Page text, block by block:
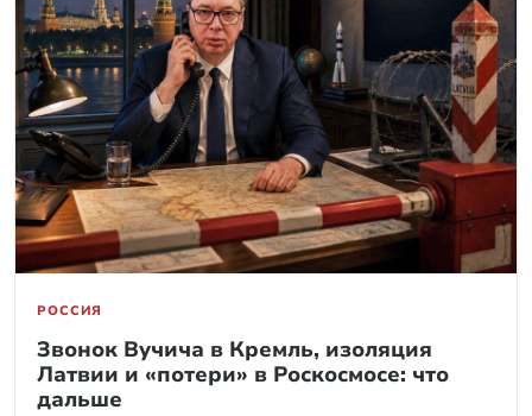
РОССИЯ
Звонок Вучича в Кремль, изоляция
Латвии и «потери» в Роскосмосе: что
дальше